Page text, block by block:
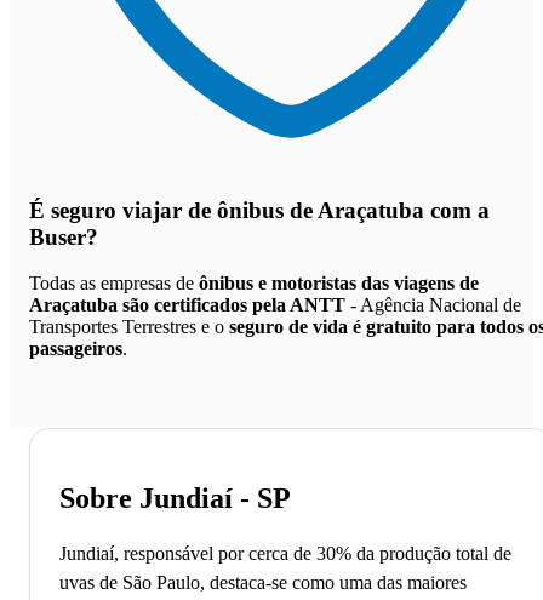
É seguro viajar de ônibus de Araçatuba com a
Buser?
Todas as empresas de ônibus e motoristas das viagens de
Araçatuba são certificados pela ANTT - Agência Nacional de
Transportes Terrestres e o seguro de vida é gratuito para todos
passageiros.
Sobre Jundiaí - SP
Jundiaí, responsável por cerca de 30% da produção total de
uvas de São Paulo, destaca-se como uma das maiores